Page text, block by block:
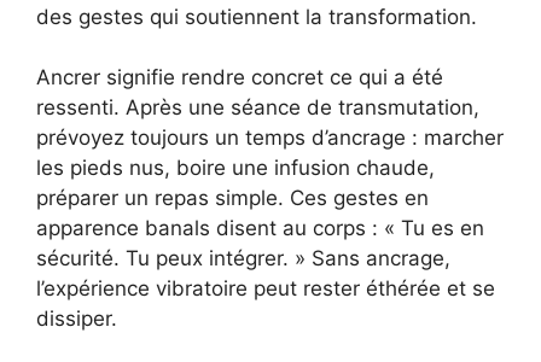
des gestes qui soutiennent la transformation.
Ancrer signifie rendre concret ce qui a été
ressenti. Après une séance de transmutation,
prévoyez toujours un temps d’ancrage : marcher
les pieds nus, boire une infusion chaude,
préparer un repas simple. Ces gestes en
apparence banals disent au corps : « Tu es en
sécurité. Tu peux intégrer. » Sans ancrage,
l’expérience vibratoire peut rester éthérée et se
dissiper.